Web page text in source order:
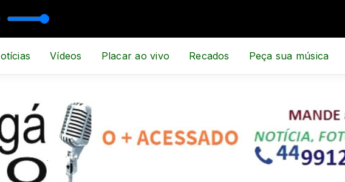
Vídeos Placar ao vivo Recados Peça sua música